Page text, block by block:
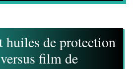
huiles de protection
film de